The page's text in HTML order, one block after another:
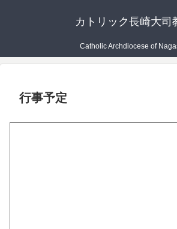
カトリック長崎大司
Catholic Archdiocese of
行事予定